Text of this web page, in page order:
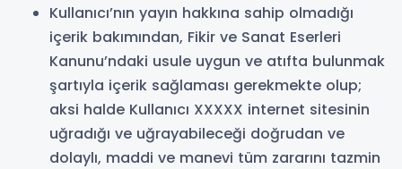
Kullanıcı’nın yayın hakkına sahip olmadığı
içerik bakımından, Fikir ve Sanat Eserleri
Kanunu’ndaki usule uygun ve atıfta bulunmak
şartıyla içerik sağlaması gerekmekte olup;
aksi halde Kullanıcı XXXXX internet sitesinin
uğradığı ve uğrayabileceği doğrudan ve
dolaylı, maddi ve manevi tüm zararını tazmin